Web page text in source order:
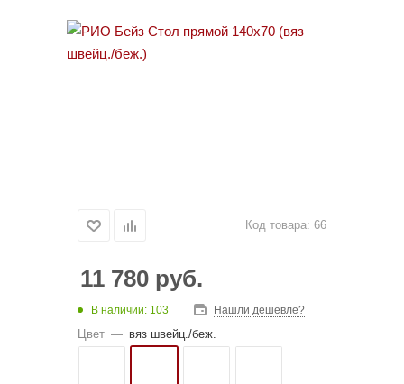
Код товара: 66
11 780 руб.
В наличии: 103 Нашли дешевле?
Цвет — вяз швейц./беж.